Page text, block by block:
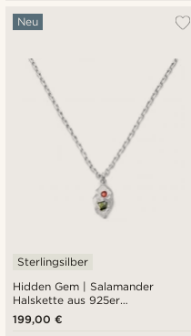
Hidden Gem | Salamander
Halskette aus 925er
Sterlingsilber
Neu
Sterlingsilber
199,00 €